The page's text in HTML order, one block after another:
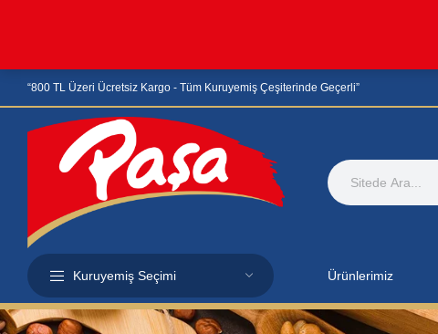
“800 TL Üzeri Ücretsiz Kargo - Tüm Kuruyemiş Çeşiterinde Geçerli”
Kuruyemiş Seçimi Ürünlerimiz